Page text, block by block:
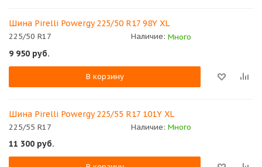
Шина Pirelli Powergy 225/50 R17 98Y XL
225/50 R17 Наличие: Много
9 950 руб.
В корзину
Шина Pirelli Powergy 225/55 R17 101Y XL
225/55 R17 Наличие: Много
11 300 руб.